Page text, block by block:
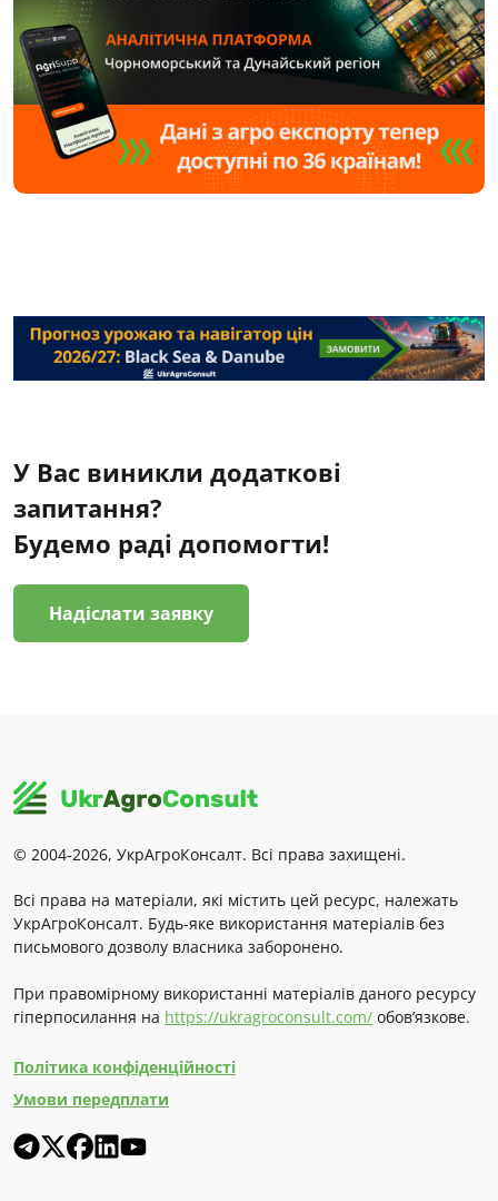
У Вас виникли додаткові
запитання?
Будемо раді допомогти!
Надіслати заявку
© 2004-2026, УкрАгроКонсалт. Всі права захищені.
Всі права на матеріали, які містить цей ресурс, належать
УкрАгроКонсалт. Будь-яке використання матеріалів без
письмового дозволу власника заборонено.
При правомірному використанні матеріалів даного ресурсу
гіперпосилання на https://ukragroconsult.com/ обов’язкове.
Політика конфіденційності
Умови передплати